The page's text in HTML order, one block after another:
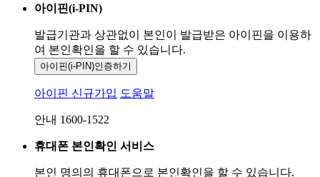
아이핀(i-PIN)
발급기관과 상관없이 본인이 발급받은 아이핀을 이용하
여 본인확인을 할 수 있습니다.
아이핀(i-PIN)인증하기
아이핀 신규가입 도움말
안내 1600-1522
휴대폰 본인확인 서비스
본인 명의의 휴대폰으로 본인확인을 할 수 있습니다.